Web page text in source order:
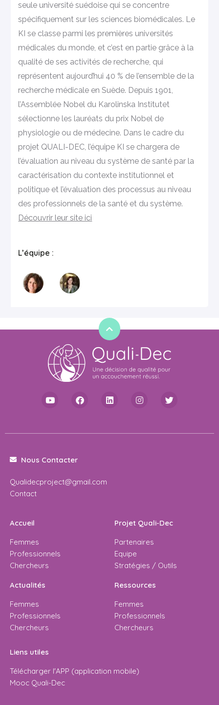
seule université suédoise qui se concentre
spécifiquement sur les sciences biomédicales. Le
KI se classe parmi les premières universités
médicales du monde, et c’est en partie grâce à la
qualité de ses activités de recherche, qui
représentent aujourd’hui 40 % de l’ensemble de la
recherche médicale en Suède. Depuis 1901,
l’Assemblée Nobel du Karolinska Institutet
sélectionne les lauréats du prix Nobel de
physiologie ou de médecine. Dans le cadre du
projet QUALI-DEC, l’équipe KI se chargera de
l’évaluation au niveau du système de santé par la
caractérisation du contexte institutionnel et
politique et l’évaluation des processus au niveau
des professionnels de la santé et du système.
Découvrir leur site ici
L’équipe :
Nous Contacter
Qualidecproject@gmail.com
Contact
Accueil
Femmes
Professionnels
Chercheurs
Projet Quali-Dec
Partenaires
Equipe
Stratégies / Outils
Actualités
Femmes
Professionnels
Chercheurs
Ressources
Femmes
Professionnels
Chercheurs
Liens utiles
Télécharger l'APP (application mobile)
Mooc Quali-Dec